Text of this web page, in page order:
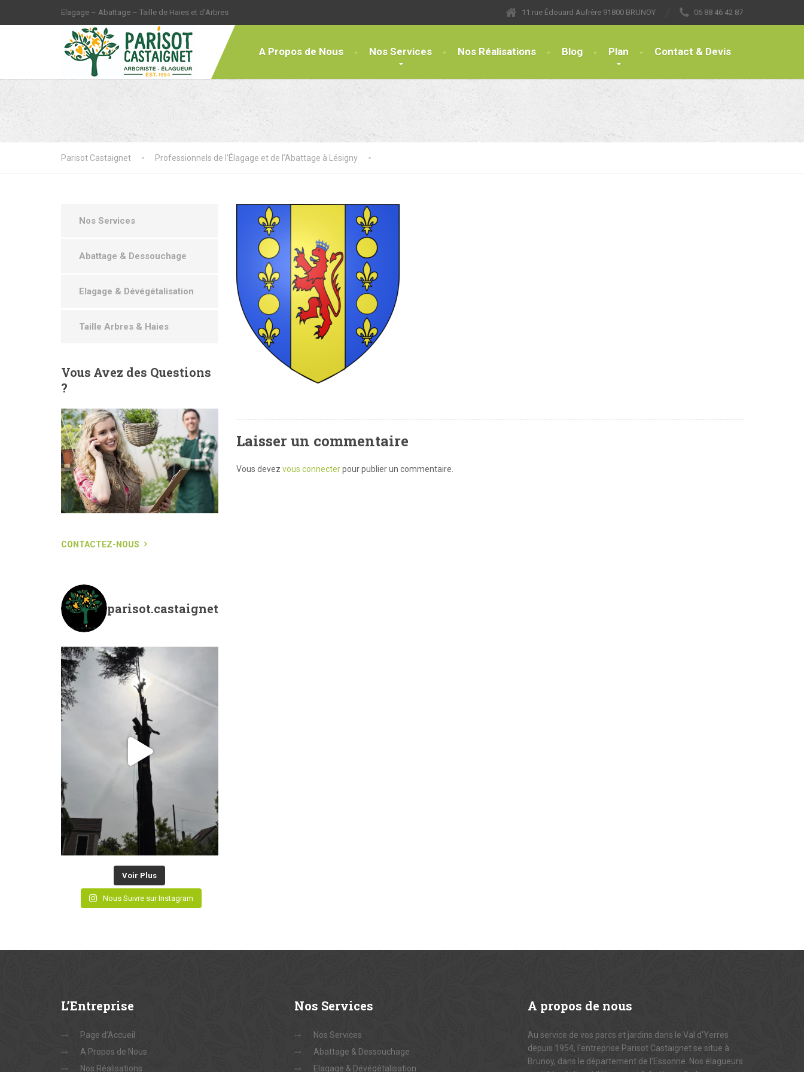
Elagage – Abattage – Taille de Haies et d'Arbres 11 rue Édouard Aufrère 91800 BRUNOY 06 88 46 42 87
A Propos de Nous Nos Services Nos Réalisations Blog Plan Contact & Devis
Parisot Castaignet Professionnels de l’Élagage et de l’Abattage à Lésigny
Laisser un commentaire
Vous devez vous connecterpour publier un commentaire.
Nos Services
Abattage & Dessouchage
Elagage & Dévégétalisation
Taille Arbres & Haies
VousAvez des Questions
?
CONTACTEZ-NOUS
parisot.castaignet
Voir Plus
Nous Suivre sur Instagram
L’Entreprise
Page d’Accueil
A Propos de Nous
Nos Réalisations
Nos Services
Nos Services
Abattage & Dessouchage
Elagage & Dévégétalisation
A propos de nous
Au service de vos parcs et jardins dans le Val d'Yerres
depuis 1954, l'entreprise Parisot Castaignet se situe à
Brunoy, dans le département de l'Essonne. Nos élagueurs